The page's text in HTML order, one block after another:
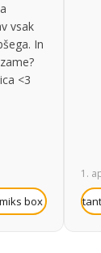
vsak
In
<3
box (35 x 10 g)+
1.
Frutilu